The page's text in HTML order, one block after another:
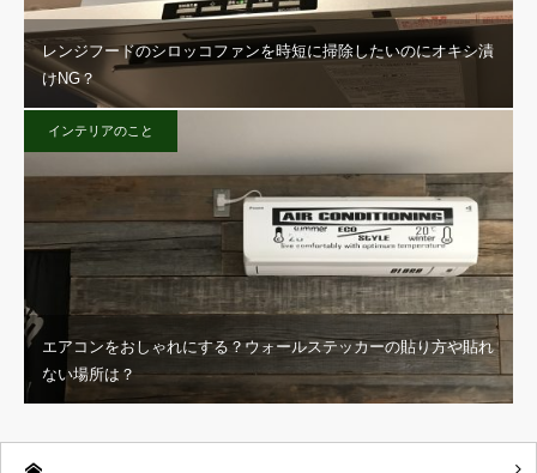
レンジフードのシロッコファンを時短に掃除したいのにオキシ漬
けNG？
インテリアのこと
エアコンをおしゃれにする？ウォールステッカーの貼り方や貼れ
ない場所は？